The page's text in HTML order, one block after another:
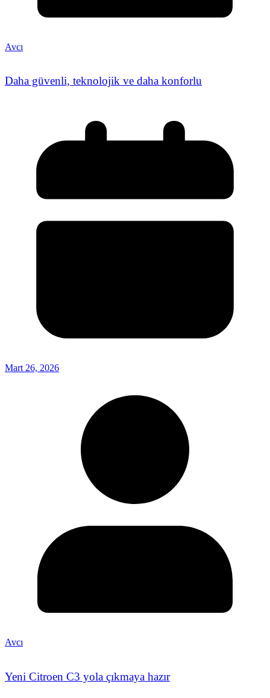
Avcı
Daha güvenli, teknolojik ve daha konforlu
Mart 26, 2026
Avcı
Yeni Citroen C3 yola çıkmaya hazır